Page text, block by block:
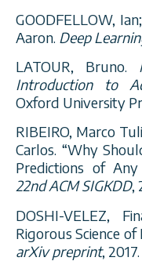
GOODFELLOW,
Aaron. Deep
LATOUR, Bruno.
Introduction to
Oxford University
RIBEIRO, Marco
Carlos. “Why
Predictions of Any
22nd ACM SIGKDD,
DOSHI-VELEZ,
Rigorous Science
arXiv preprint, 2017.